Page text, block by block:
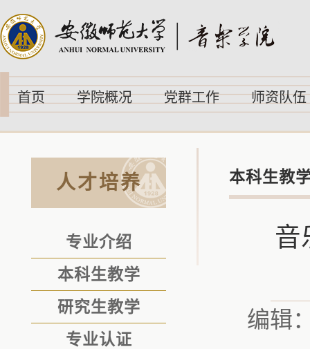
首页 学院概况 党群工作 师资队伍
人才培养
专业介绍
本科生教学
研究生教学
专业认证
本科生教
音
编辑